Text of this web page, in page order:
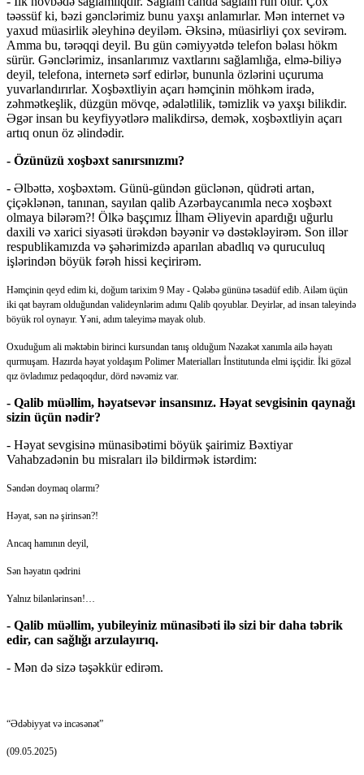
təəssüf ki, bəzi gənclərimiz bunu yaxşı anlamırlar. Mən internet və
yaxud müasirlik əleyhinə deyiləm. Əksinə, müasirliyi çox sevirəm.
Amma bu, tərəqqi deyil. Bu gün cəmiyyətdə telefon bəlası hökm
sürür. Gənclərimiz, insanlarımız vaxtlarını sağlamlığa, elmə-biliyə
deyil, telefona, internetə sərf edirlər, bununla özlərini uçuruma
yuvarlandırırlar. Xoşbəxtliyin açarı həmçinin möhkəm iradə,
zəhmətkeşlik, düzgün mövqe, ədalətlilik, təmizlik və yaxşı bilikdir.
Əgər insan bu keyfiyyətlərə malikdirsə, demək, xoşbəxtliyin açarı
artıq onun öz əlindədir.
- Özünüzü xoşbəxt sanırsınızmı?
- Əlbəttə, xoşbəxtəm. Günü-gündən güclənən, qüdrəti artan,
çiçəklənən, tanınan, sayılan qalib Azərbaycanımla necə xoşbəxt
olmaya bilərəm?! Ölkə başçımız İlham Əliyevin apardığı uğurlu
daxili və xarici siyasəti ürəkdən bəyənir və dəstəkləyirəm. Son illər
respublikamızda və şəhərimizdə aparılan abadlıq və quruculuq
işlərindən böyük fərəh hissi keçirirəm.
Həmçinin qeyd edim ki, doğum tarixim 9 May - Qələbə gününə təsadüf edib. Ailəm üçün
iki qat bayram olduğundan valideynlərim adımı Qalib qoyublar. Deyirlər, ad insan taleyində
böyük rol oynayır. Yəni, adım taleyimə mayak olub.
Oxuduğum ali məktəbin birinci kursundan tanış olduğum Nəzakət xanımla ailə həyatı
qurmuşam. Hazırda həyat yoldaşım Polimer Materialları İnstitutunda elmi işçidir. İki gözəl
qız övladımız pedaqoqdur, dörd nəvəmiz var.
- Qalib müəllim, həyatsevər insansınız. Həyat sevgisinin qaynağı
sizin üçün nədir?
- Həyat sevgisinə münasibətimi böyük şairimiz Bəxtiyar
Vahabzadənin bu misraları ilə bildirmək istərdim:
Səndən doymaq olarmı?
Həyat, sən nə şirinsən?!
Ancaq hamının deyil,
Sən həyatın qədrini
Yalnız bilənlərinsən!…
- Qalib müəllim, yubileyiniz münasibəti ilə sizi bir daha təbrik
edir, can sağlığı arzulayırıq.
- Mən də sizə təşəkkür edirəm.
“Ədəbiyyat və incəsənət”
(09.05.2025)